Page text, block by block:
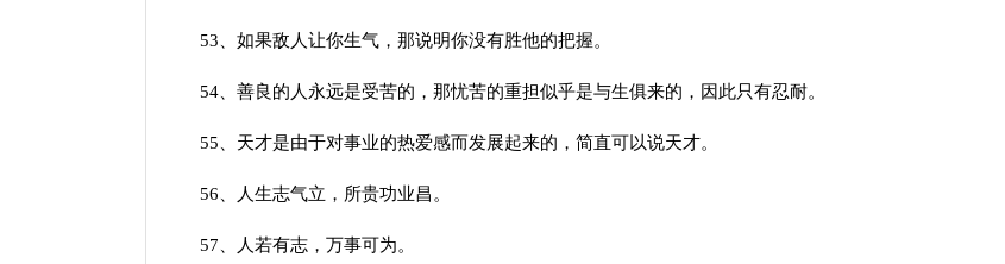
53、如果敌人让你生气，那说明你没有胜他的把握。
54、善良的人永远是受苦的，那忧苦的重担似乎是与生俱来的，因此只有忍耐。
55、天才是由于对事业的热爱感而发展起来的，简直可以说天才。
56、人生志气立，所贵功业昌。
57、人若有志，万事可为。